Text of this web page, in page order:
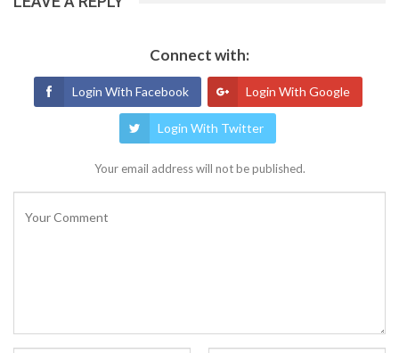
Connect with:
Login With Facebook Login With Google
Login With Twitter
Your email address will not be published.